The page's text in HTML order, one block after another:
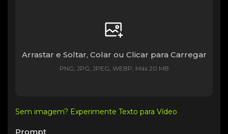
Arrastar e Soltar, Colar ou Clicar para Carregar
PNG, JPG, JPEG, WEBP, Máx 20 MB
Sem imagem? Experimente Texto para Vídeo
Prompt